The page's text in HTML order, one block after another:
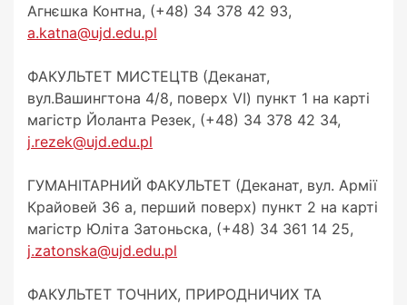
Агнєшка Контна, (+48) 34 378 42 93,
a.katna@ujd.edu.pl
ФАКУЛЬТЕТ МИСТЕЦТВ (Деканат,
вул.Вашингтона 4/8, поверх VI) пункт 1 на карті
магістр Йоланта Резек, (+48) 34 378 42 34,
j.rezek@ujd.edu.pl
ГУМАНІТАРНИЙ ФАКУЛЬТЕТ (Деканат, вул. Армії
Крайовей 36 а, перший поверх) пункт 2 на карті
магістр Юліта Затоньска, (+48) 34 361 14 25,
j.zatonska@ujd.edu.pl
ФАКУЛЬТЕТ ТОЧНИХ, ПРИРОДНИЧИХ ТА